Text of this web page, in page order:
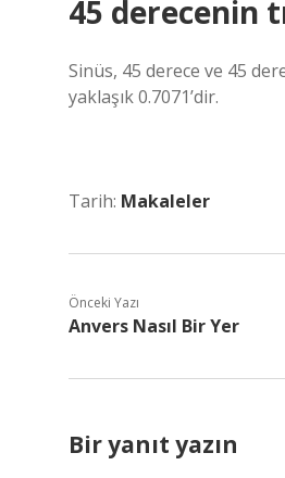
45 derecenin
Sinüs, 45 derece ve 45
yaklaşık 0.7071’dir.
Tarih: Makaleler
Önceki Yazı
Anvers Nasıl Bir Yer
Bir yanıt yazın